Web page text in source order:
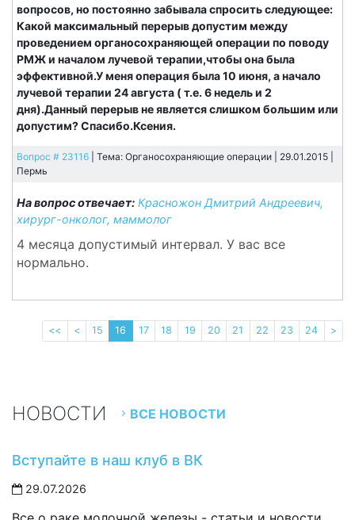
вопросов, но постоянно забывала спросить следующее:
Какой максимальный перерыв допустим между
проведением органосохраняющей операции по поводу
РМЖ и началом лучевой терапии,чтобы она была
эффективной.У меня операция была 10 июня, а начало
лучевой терапии 24 августа ( т.е. 6 недель и 2
дня).Данный перерыв не является слишком большим или
допустим? Спасибо.Ксения.
Вопрос # 23116 | Тема: Органосохраняющие операции | 29.01.2015 |
Пермь
На вопрос отвечает: Красножон Дмитрий Андреевич,
хирург-онколог, маммолог
4 месяца допустимый интервал. У вас все
нормально.
<< < 15 16 17 18 19 20 21 22 23 24 >
НОВОСТИ ВСЕ НОВОСТИ
Вступайте в наш клуб в ВК
29.07.2026